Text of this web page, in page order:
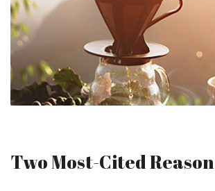
Two Most-Cited Reason